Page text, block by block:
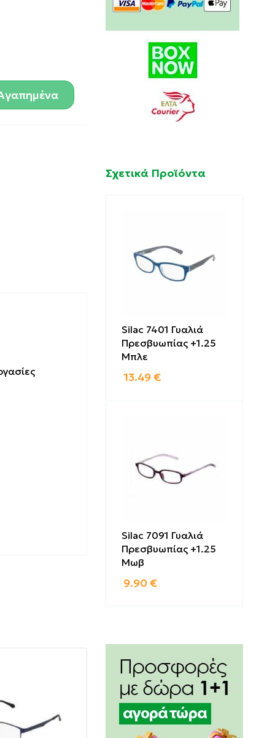
Σχετικά Προϊόντα
Silac 7401 Γυαλιά
Πρεσβυωπίας +1.25
Μπλε
13.49 €
Silac 7091 Γυαλιά
Πρεσβυωπίας +1.25
Μωβ
9.90 €